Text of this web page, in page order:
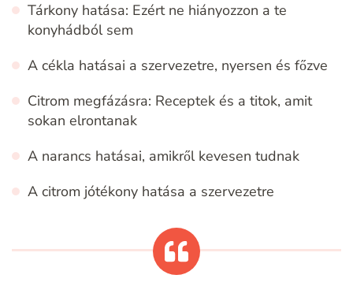
Tárkony hatása: Ezért ne hiányozzon a te
konyhádból sem
A cékla hatásai a szervezetre, nyersen és főzve
Citrom megfázásra: Receptek és a titok, amit
sokan elrontanak
A narancs hatásai, amikről kevesen tudnak
A citrom jótékony hatása a szervezetre